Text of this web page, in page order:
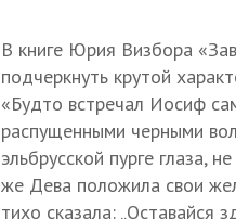
В книге Юрия Визбора
подчеркнуть крутой
«Будто встречал Иосиф
распущенными черными
эльбрусской пурге глаза,
же Дева положила свои
тихо сказала: „Оставайся